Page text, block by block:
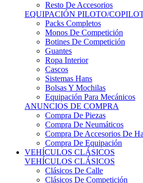
Resto De Accesorios
EQUIPACIÓN PILOTO/
Packs Completos
Monos De Competición
Botines De Competición
Guantes
Ropa Interior
Cascos
Sistemas Hans
Bolsas Y Mochilas
Equipación Para Mecánicos
ANUNCIOS DE COMPRA
Compra De Piezas
Compra De Neumáticos
Compra De Accesorios De
Compra De Equipación
VEHÍCULOS CLÁSICOS
VEHÍCULOS CLÁSICOS
Clásicos De Calle
Clásicos De Competición